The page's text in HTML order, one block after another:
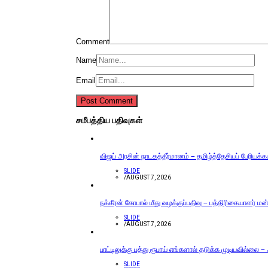
Comment
Name
Email
சமீபத்திய பதிவுகள்
விஜய் அரசின் நாடகத்தீர்மானம் – தமிழ்த்தேசியப்
SLIDE
/AUGUST 7, 2026
நக்கீரன் கோபால் மீது வழக்குப்பதிவு –
SLIDE
/AUGUST 7, 2026
பாட்டிலுக்கு பத்து ரூபாய் எங்களால் தடுக்க முடியவில்லை
SLIDE